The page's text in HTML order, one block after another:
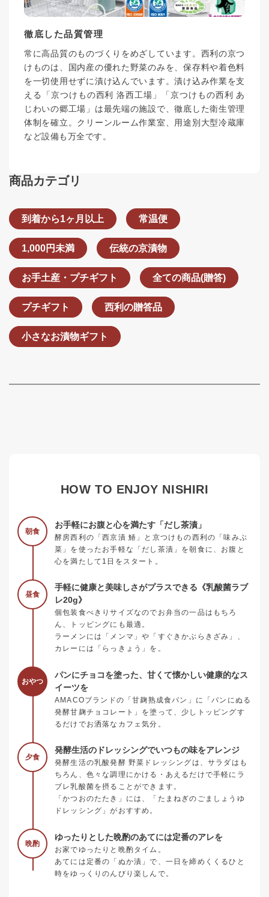
徹底した品質管理
常に高品質のものづくりをめざしています。西利の京つ
けものは、国内産の優れた野菜のみを、保存料や着色料
を一切使用せずに漬け込んでいます。漬け込み作業を支
える「京つけもの西利 洛西工場」「京つけもの西利 あ
じわいの郷工場」は最先端の施設で、徹底した衛生管理
体制を確立。クリーンルーム作業室、用途別大型冷蔵庫
など設備も万全です。
商品カテゴリ
到着から1ヶ月以上 常温便
1,000円未満 伝統の京漬物
お手土産・プチギフト 全ての商品(贈答)
プチギフト 西利の贈答品
小さなお漬物ギフト
HOW TO ENJOY NISHIRI
朝食
お手軽にお腹と心を満たす「だし茶漬」
酵房西利の「西京漬 鰆」と京つけもの西利の「味みぶ
菜」を使ったお手軽な「だし茶漬」を朝食に、お腹と
心を満たして1日をスタート。
昼食
手軽に健康と美味しさがプラスできる《乳酸菌ラブ
レ20g》
個包装食べきりサイズなのでお弁当の一品はもちろ
ん、トッピングにも最適。
ラーメンには「メンマ」や「すぐきかぶらきざみ」、
カレーには「らっきょう」を。
おやつ
パンにチョコを塗った、甘くて懐かしい健康的なス
イーツを
AMACOブランドの「甘麹熟成食パン」に「パンにぬる
発酵甘麹チョコレート」を塗って、少しトッピングす
るだけでお洒落なカフェ気分。
夕食
発酵生活のドレッシングでいつもの味をアレンジ
発酵生活の乳酸発酵 野菜ドレッシングは、サラダはも
ちろん、色々な調理にかける・あえるだけで手軽にラ
ブレ乳酸菌を摂ることができます。
「かつおのたたき」には、「たまねぎのごましょうゆ
ドレッシング」がおすすめ。
晩酌
ゆったりとした晩酌のあてには定番のアレを
お家でゆったりと晩酌タイム。
あてには定番の「ぬか漬」で、一日を締めくくるひと
時をゆっくりのんびり楽しんで。